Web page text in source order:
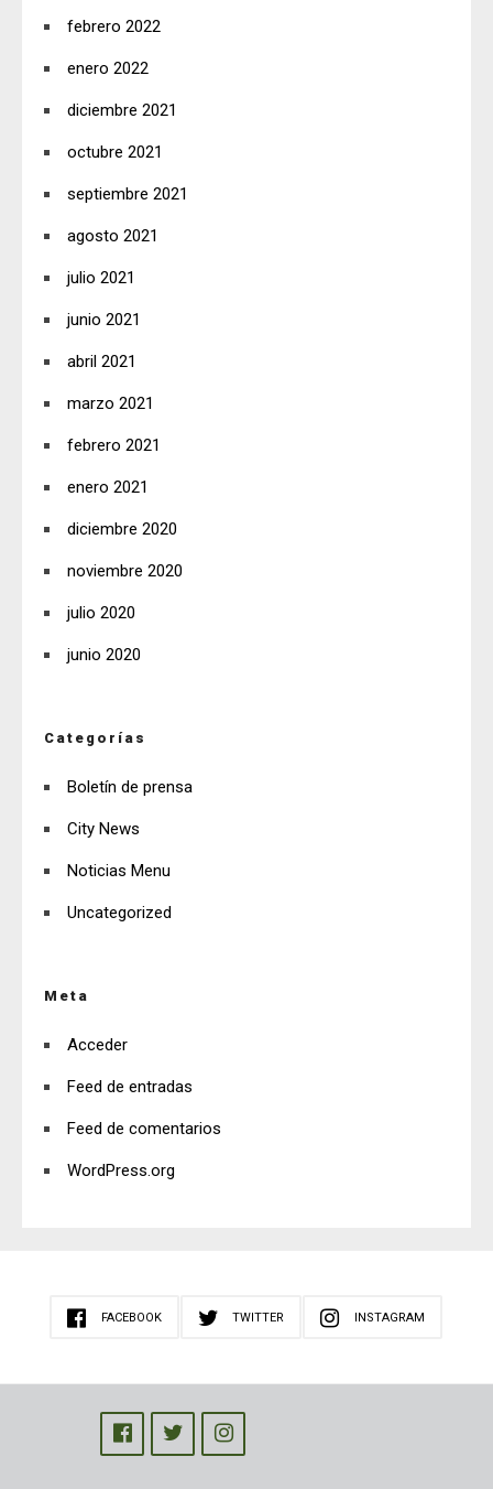
febrero 2022
enero 2022
diciembre 2021
octubre 2021
septiembre 2021
agosto 2021
julio 2021
junio 2021
abril 2021
marzo 2021
febrero 2021
enero 2021
diciembre 2020
noviembre 2020
julio 2020
junio 2020
Categorías
Boletín de prensa
City News
Noticias Menu
Uncategorized
Meta
Acceder
Feed de entradas
Feed de comentarios
WordPress.org
FACEBOOK TWITTER INSTAGRAM